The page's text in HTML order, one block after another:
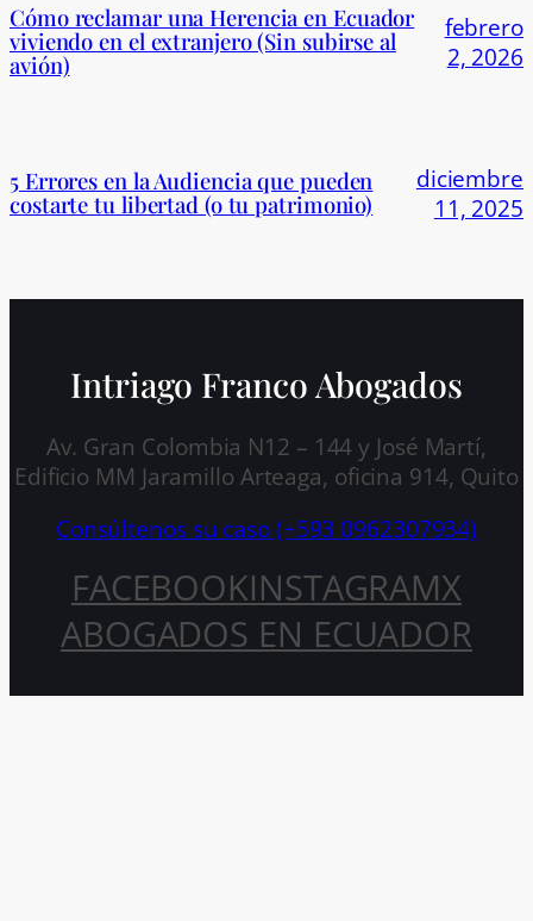
Cómo reclamar una Herencia en Ecuador
viviendo en el extranjero (Sin subirse al
avión)
febrero
2, 2026
5 Errores en la Audiencia que pueden
costarte tu libertad (o tu patrimonio)
diciembre
11, 2025
Intriago Franco Abogados
Av. Gran Colombia N12 – 144 y José Martí,
Edificio MM Jaramillo Arteaga, oficina 914, Quito
Consúltenos su caso (+593 0962307934)
FACEBOOKINSTAGRAMX
ABOGADOS EN ECUADOR